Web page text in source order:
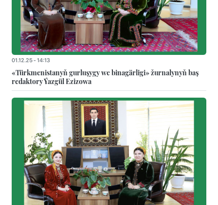
01.12.25 - 14:13
«Türkmenistanyň gurluşygy we binagärligi» žurnalynyň baş
redaktory Ýazgül Ezizowa